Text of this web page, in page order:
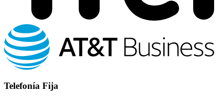
Telefonía Fija